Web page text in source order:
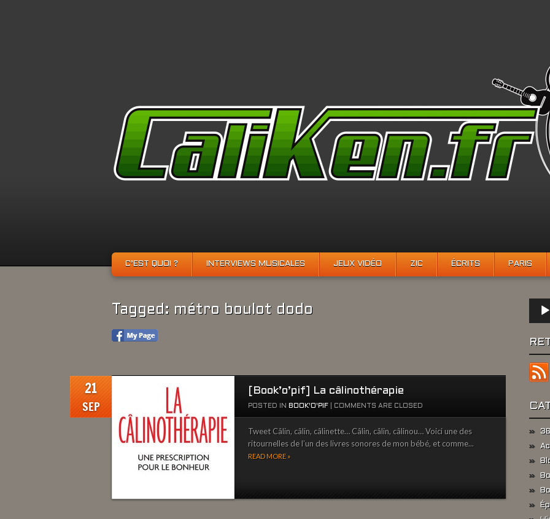
C’EST QUOI ? INTERVIEWS MUSICALES JEUX VIDÉO ZIC ÉCRITS PARIS
Tagged: métro boulot dodo
21
SEP
[Book’o’pif] La câlinothérapie
POSTED IN BOOK'O'PIF COMMENTS ARE CLOSED
Tweet Câlin, câlin, câlinette… Câlin, câlin, câlinou… Voici une des
ritournelles de l’un des livres sonores de mon bébé, et comme...
READ MORE »
audio